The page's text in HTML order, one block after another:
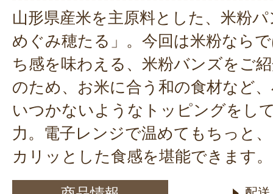
山形県産米を主原料とした、米粉
めぐみ穂たる」。今回は米粉なら
ち感を味わえる、米粉バンズをご
のため、お米に合う和の食材など
いつかないようなトッピングをし
力。電子レンジで温めてもちっと
カリッとした食感を堪能できます。